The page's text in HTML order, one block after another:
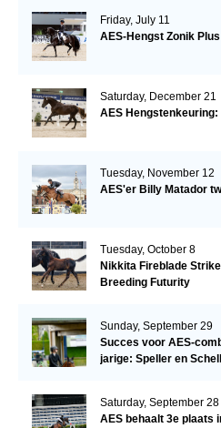
Friday, July 11
AES-Hengst Zonik
Saturday, December 21
AES
Tuesday, November 12
AES'er Billy Matador
Tuesday, October 8
Nikkita Fireblade
Breeding Futurity
Sunday, September 29
Succes voor AES-
jarige: Speller en
Saturday, September 28
AES behaalt 3e plaats